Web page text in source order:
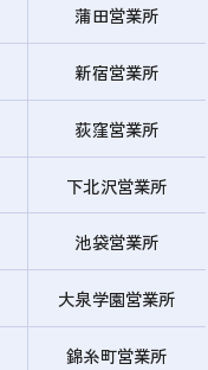
蒲田営業所
新宿営業所
荻窪営業所
下北沢営業所
池袋営業所
大泉学園営業所
錦糸町営業所